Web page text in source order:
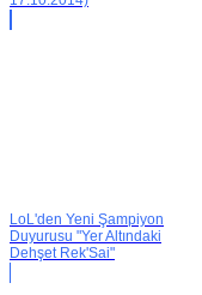
LoL'den Yeni Şampiyon
Duyurusu "Yer Altındaki
Dehşet Rek'Sai"